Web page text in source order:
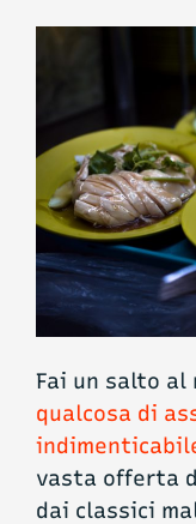
Fai un salto al
qualcosa di
vasta offerta
dai classici